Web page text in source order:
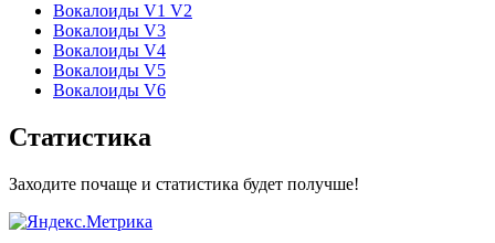
Вокалоиды V1 V2
Вокалоиды V3
Вокалоиды V4
Вокалоиды V5
Вокалоиды V6
Статистика
Заходите почаще и статистика будет получше!